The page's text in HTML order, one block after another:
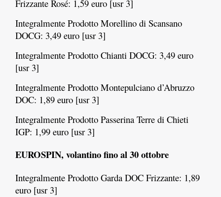
Frizzante Rosé: 1,59 euro [usr 3]
Integralmente Prodotto Morellino di Scansano
DOCG: 3,49 euro [usr 3]
Integralmente Prodotto Chianti DOCG: 3,49 euro
[usr 3]
Integralmente Prodotto Montepulciano d’Abruzzo
DOC: 1,89 euro [usr 3]
Integralmente Prodotto Passerina Terre di Chieti
IGP: 1,99 euro [usr 3]
EUROSPIN, volantino fino al 30 ottobre
Integralmente Prodotto Garda DOC Frizzante: 1,89
euro [usr 3]